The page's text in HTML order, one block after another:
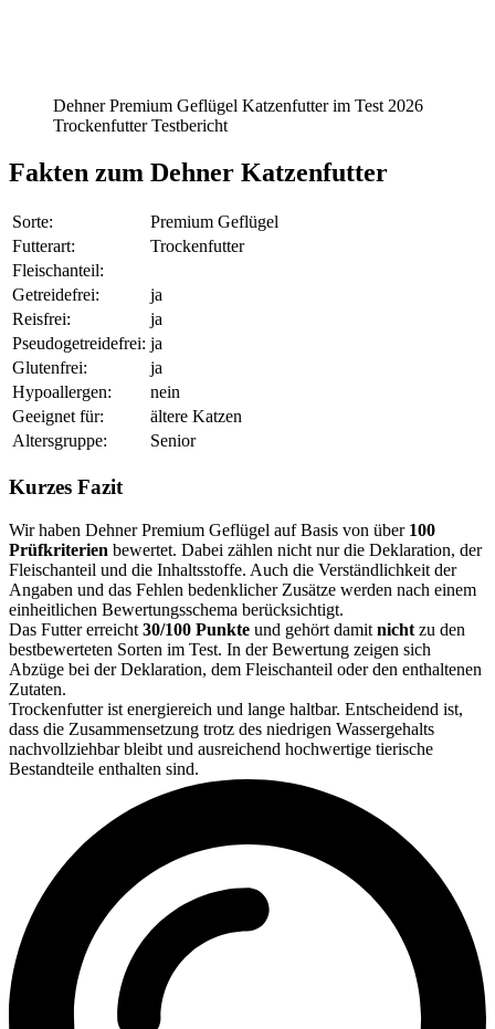
Dehner Premium Geflügel Katzenfutter im Test 2026
Trockenfutter Testbericht
Fakten zum Dehner Katzenfutter
Sorte:
Premium Geflügel
Futterart:
Trockenfutter
Fleischanteil:
Getreidefrei:
ja
Reisfrei:
ja
Pseudogetreidefrei: ja
Glutenfrei:
ja
Hypoallergen:
nein
Geeignet für:
ältere Katzen
Altersgruppe:
Senior
Kurzes Fazit
Wir haben Dehner Premium Geflügel auf Basis von über 100
Prüfkriterien bewertet. Dabei zählen nicht nur die Deklaration, der
Fleischanteil und die Inhaltsstoffe. Auch die Verständlichkeit der
Angaben und das Fehlen bedenklicher Zusätze werden nach einem
einheitlichen Bewertungsschema berücksichtigt.
Das Futter erreicht 30/100 Punkte und gehört damit nicht zu den
bestbewerteten Sorten im Test. In der Bewertung zeigen sich
Abzüge bei der Deklaration, dem Fleischanteil oder den enthaltenen
Zutaten.
Trockenfutter ist energiereich und lange haltbar. Entscheidend ist,
dass die Zusammensetzung trotz des niedrigen Wassergehalts
nachvollziehbar bleibt und ausreichend hochwertige tierische
Bestandteile enthalten sind.